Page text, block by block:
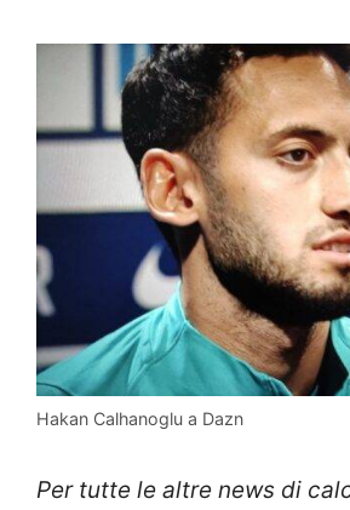
Hakan Calhanoglu a Dazn
Per tutte le altre news di